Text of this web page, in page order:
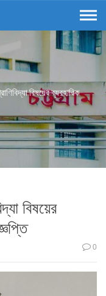
বিষয়ের ব্যবহারিক
বিষয়ের
0